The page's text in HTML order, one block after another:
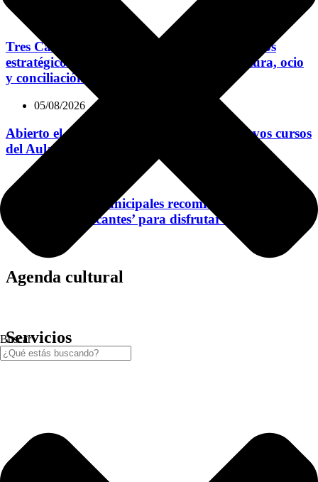
Buscar
Tres Cantos no se detiene en verano: proyectos
estratégicos, mejoras en la vía pública, cultura, ocio
y conciliación familiar
05/08/2026
Abierto el plazo de matrícula para seis nuevos cursos
del Aula UAM+50
Las bibliotecas municipales recomiendan las
‘Lecturas refrescantes’ para disfrutar del verano
Agenda cultural
Servicios